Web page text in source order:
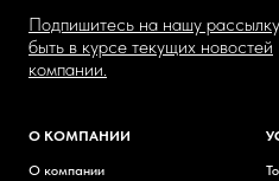
Подпишитесь на нашу
быть в курсе текущих новостей
компании.
О КОМПАНИИ
О компании